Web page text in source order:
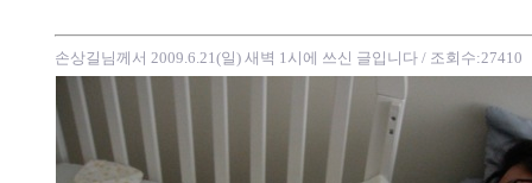
손상길님께서 2009.6.21(일) 새벽 1시에 쓰신 글입니다 / 조회수:27410